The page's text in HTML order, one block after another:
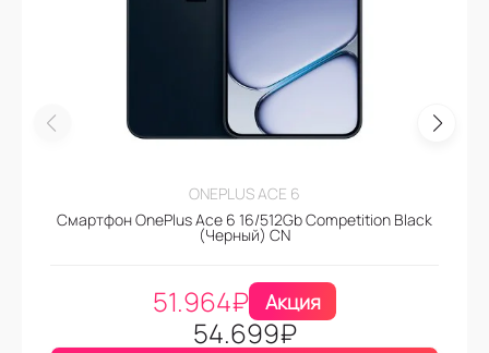
ONEPLUS ACE 6
Смартфон OnePlus Ace 6 16/512Gb Competition Black
(Черный) CN
51.964₽ Акция
54.699₽